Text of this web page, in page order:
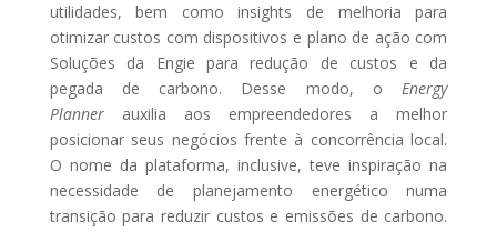
utilidades, bem como insights de melhoria para
otimizar custos com dispositivos e plano de ação com
Soluções da Engie para redução de custos e da
pegada de carbono. Desse modo, oEnergy
Plannerauxilia aos empreendedores a melhor
posicionar seus negócios frente à concorrência local.
O nome da plataforma, inclusive, teve inspiração na
necessidade de planejamento energético numa
transição para reduzir custos e emissões de carbono.